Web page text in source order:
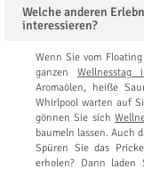
Welche anderen
interessieren?
Wenn Sie vom
ganzen Wellnesstag
Aromaölen, heiße
Whirlpool warten auf
gönnen Sie sich
baumeln lassen. Auch
Spüren Sie das
erholen? Dann